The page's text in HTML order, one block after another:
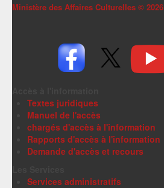
Ministère des Affaires Culturelles © 2026
Textes juridiques
Manuel de l'accès
chargés d'accès à l'information
Rapports d'accès à l'information
Demande d'accès et recours
Services administratifs